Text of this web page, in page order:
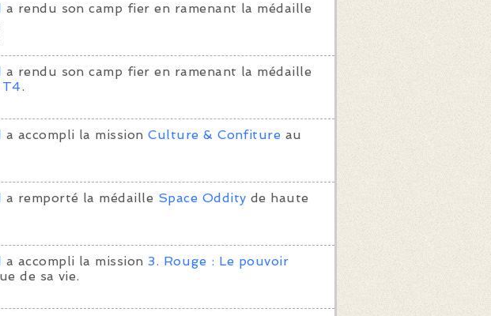
a rendu son camp fier en ramenant la médaille
a rendu son camp fier en ramenant la médaille
T4.
a accompli la missionCulture & Confiture au
a remporté la médaille Space Oddity de haute
a accompli la mission3. Rouge : Le pouvoir
de sa vie.